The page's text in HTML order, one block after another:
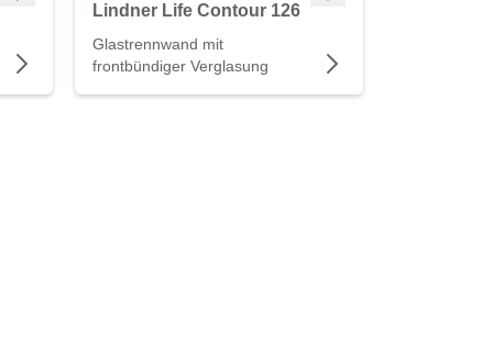
Lindner Life Contour 126
Glastrennwand mit
frontbündiger Verglasung